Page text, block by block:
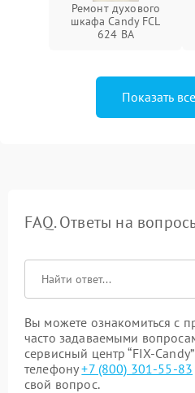
Ремонт духового
шкафа Candy FCL
624 BA
Показать
FAQ. Ответы на
Вы можете ознакомиться с
часто задаваемыми
сервисный центр “FIX-
телефону+7 (800) 301-55-83
свой вопрос.